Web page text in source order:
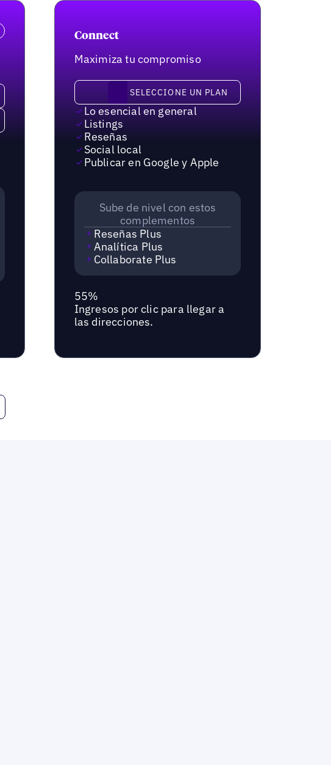
Connect
Maximiza tu compromiso
Seleccione un planSELECCIONE UN PLAN
Lo esencial en general
Listings
Reseñas
Social local
Publicar en Google y Apple
Sube de nivel con estos
complementos
Reseñas Plus
Analítica Plus
Collaborate Plus
55%
Ingresos por clic para llegar a
las direcciones.